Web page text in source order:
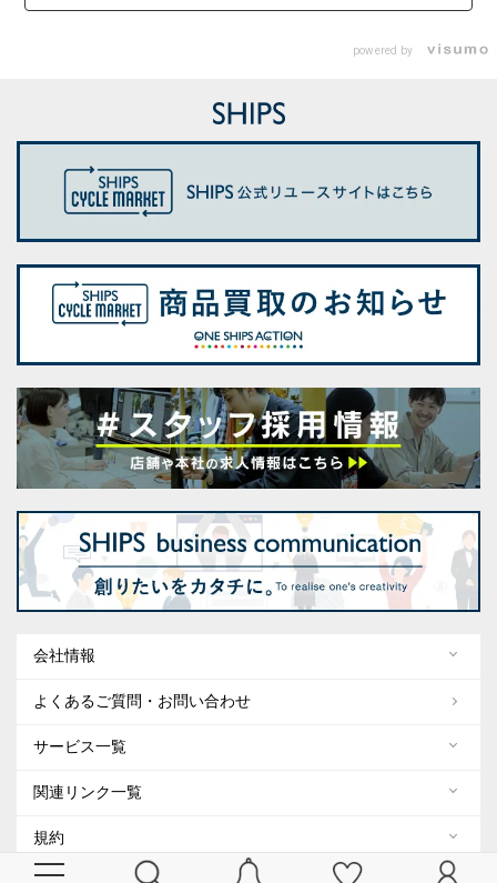
powered by
会社情報
よくあるご質問・お問い合わせ
サービス一覧
関連リンク一覧
規約